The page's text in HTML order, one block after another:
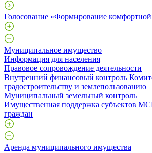
Голосование «Формирование комфортной
Муниципальное имущество
Информация для населения
Правовое сопровождение деятельности
Внутренний финансовый контроль
градостроительству и землепользованию
Муниципальный земельный контроль
Имущественная поддержка субъектов
граждан
Аренда муниципального имущества